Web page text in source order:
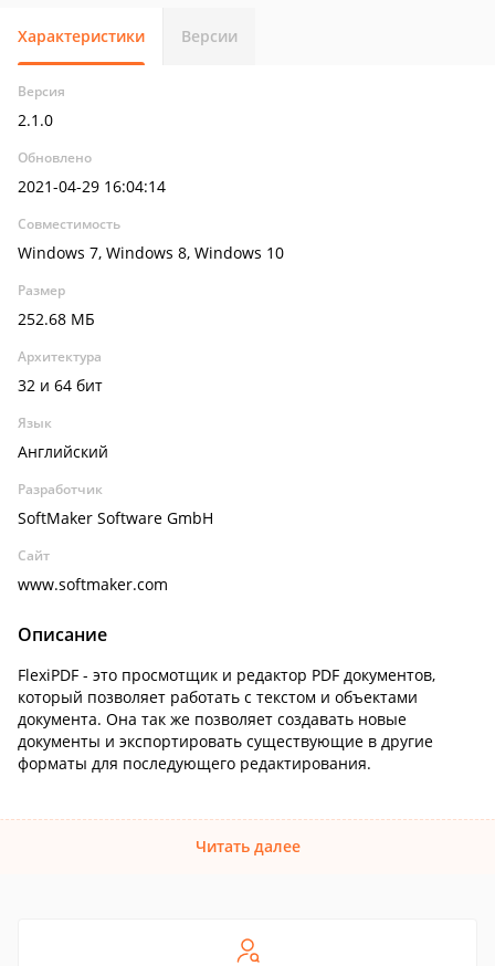
Характеристики Версии
Версия
2.1.0
Обновлено
2021-04-29 16:04:14
Совместимость
Windows 7, Windows 8, Windows 10
Размер
252.68 МБ
Архитектура
32 и 64 бит
Язык
Английский
Разработчик
SoftMaker Software GmbH
Сайт
www.softmaker.com
Описание
FlexiPDF - это просмотщик и редактор PDF документов,
который позволяет работать с текстом и объектами
документа. Она так же позволяет создавать новые
документы и экспортировать существующие в другие
форматы для последующего редактирования.
Читать далее